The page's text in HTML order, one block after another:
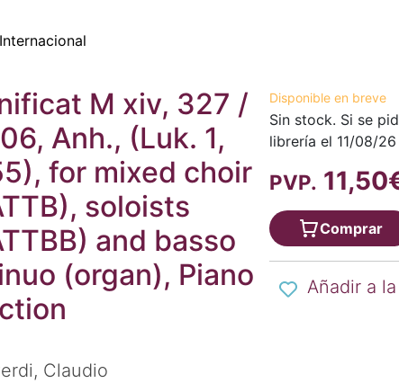
Internacional
M xiv, 327 /
Anh., (Luk. 1,
for mixed choir
soloists
and basso
(organ), Piano
Claudio
Disponible en breve
Sin stock. Si se
librería el 11/08/26
PVP.
Comprar
Añadir a